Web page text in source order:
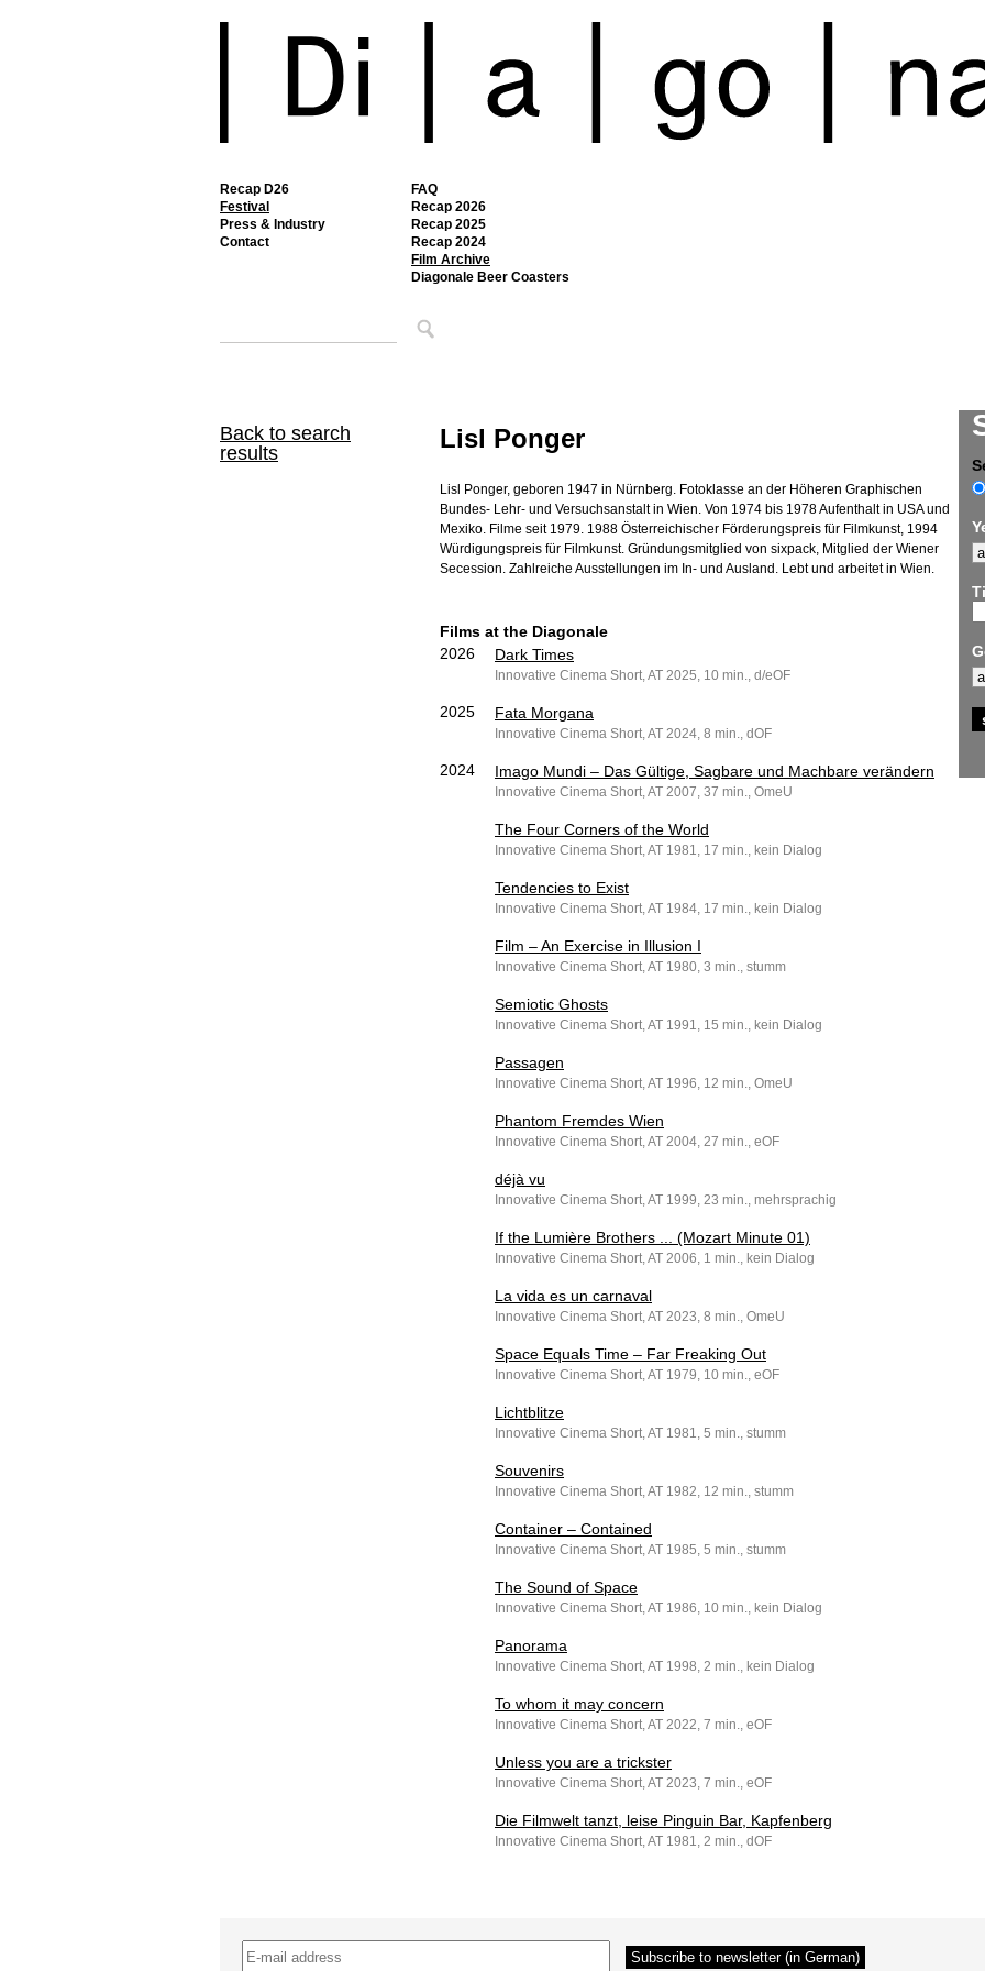
Recap D26
Festival
FAQ
Recap 2026
Recap 2025
Recap 2024
Film Archive
Diagonale Beer Coasters
Press & Industry
Contact
Back to search
results
Lisl Ponger
Lisl Ponger, geboren 1947 in Nürnberg. Fotoklasse an der Höheren Graphischen
Bundes- Lehr- und Versuchsanstalt in Wien. Von 1974 bis 1978 Aufenthalt in USA und
Mexiko. Filme seit 1979. 1988 Österreichischer Förderungspreis für Filmkunst, 1994
Würdigungspreis für Filmkunst. Gründungsmitglied von sixpack, Mitglied der Wiener
Secession. Zahlreiche Ausstellungen im In- und Ausland. Lebt und arbeitet in Wien.
Films at the Diagonale
2026
Dark Times
Innovative Cinema Short, AT 2025, 10 min., d/eOF
2025 Fata Morgana
Innovative Cinema Short, AT 2024, 8 min., dOF
2024 Imago Mundi – Das Gültige, Sagbare und Machbare verändern
Innovative Cinema Short, AT 2007, 37 min., OmeU
The Four Corners of the World
Innovative Cinema Short, AT 1981, 17 min., kein Dialog
Tendencies to Exist
Innovative Cinema Short, AT 1984, 17 min., kein Dialog
Film – An Exercise in Illusion I
Innovative Cinema Short, AT 1980, 3 min., stumm
Semiotic Ghosts
Innovative Cinema Short, AT 1991, 15 min., kein Dialog
Passagen
Innovative Cinema Short, AT 1996, 12 min., OmeU
Phantom Fremdes Wien
Innovative Cinema Short, AT 2004, 27 min., eOF
déjà vu
Innovative Cinema Short, AT 1999, 23 min., mehrsprachig
If the Lumière Brothers ... (Mozart Minute 01)
Innovative Cinema Short, AT 2006, 1 min., kein Dialog
La vida es un carnaval
Innovative Cinema Short, AT 2023, 8 min., OmeU
Space Equals Time – Far Freaking Out
Innovative Cinema Short, AT 1979, 10 min., eOF
Lichtblitze
Innovative Cinema Short, AT 1981, 5 min., stumm
Souvenirs
Innovative Cinema Short, AT 1982, 12 min., stumm
Container – Contained
Innovative Cinema Short, AT 1985, 5 min., stumm
The Sound of Space
Innovative Cinema Short, AT 1986, 10 min., kein Dialog
Panorama
Innovative Cinema Short, AT 1998, 2 min., kein Dialog
To whom it may concern
Innovative Cinema Short, AT 2022, 7 min., eOF
Unless you are a trickster
Innovative Cinema Short, AT 2023, 7 min., eOF
Die Filmwelt tanzt, leise Pinguin Bar, Kapfenberg
Innovative Cinema Short, AT 1981, 2 min., dOF